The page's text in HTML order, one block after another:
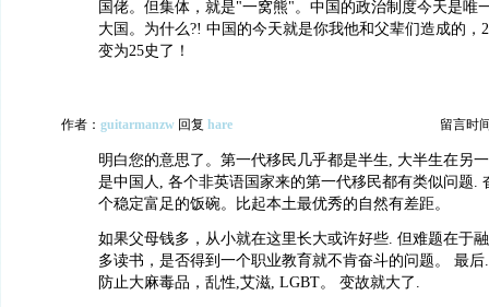
国佬。但集体，就是"一窝熊"。中国的政治制度今天是唯
大国。为什么?! 中国的今天就是你我他和父辈们造成的，
变为25史了！
作者： guitarmanzw 回复 hare 留言时
明白您的意思了。第一代移民几乎都是半生, 大半生在另
是中国人, 各个非英语国家来的第一代移民都有类似问题.
个稳定富足的饭碗。比起本土最优秀的自然有差距。
如果父母钱多，从小就在这里长大或许好些. 但难题在于
多读书，是否得到一个职业教育就不肯奋斗的问题。 最
防止大麻毒品，乱性,艾滋, LGBT。 变故就大了.